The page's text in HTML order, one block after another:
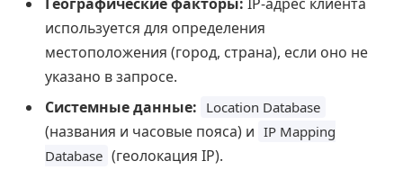
Географические факторы: IP-адрес клиента
используется для определения
местоположения (город, страна), если оно не
указано в запросе.
Системные данные: Location Database
(названия и часовые пояса) и IP Mapping
Database (геолокация IP).